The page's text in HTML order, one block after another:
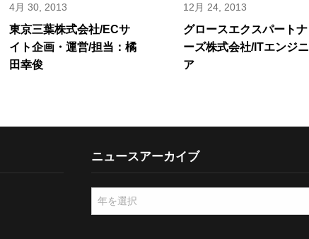
4月 30, 2013
東京三葉株式会社/ECサ
イト企画・運営/担当：橘
田幸俊
12月 24, 2013
グロースエクスパートナ
ーズ株式会社/ITエンジニ
ア
ニュースアーカイブ